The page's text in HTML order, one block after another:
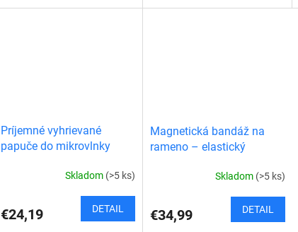
Vďaka špeciálnemu dizajnu
nohu nesťahuje a ponožky sa
Príjemné vyhrievané
papuče do mikrovlnky
Skladom (>5 ks)
€24,19 DETAIL
Magnetická bandáž na
rameno – elastický
Skladom (>5 ks)
€34,99 DETAIL